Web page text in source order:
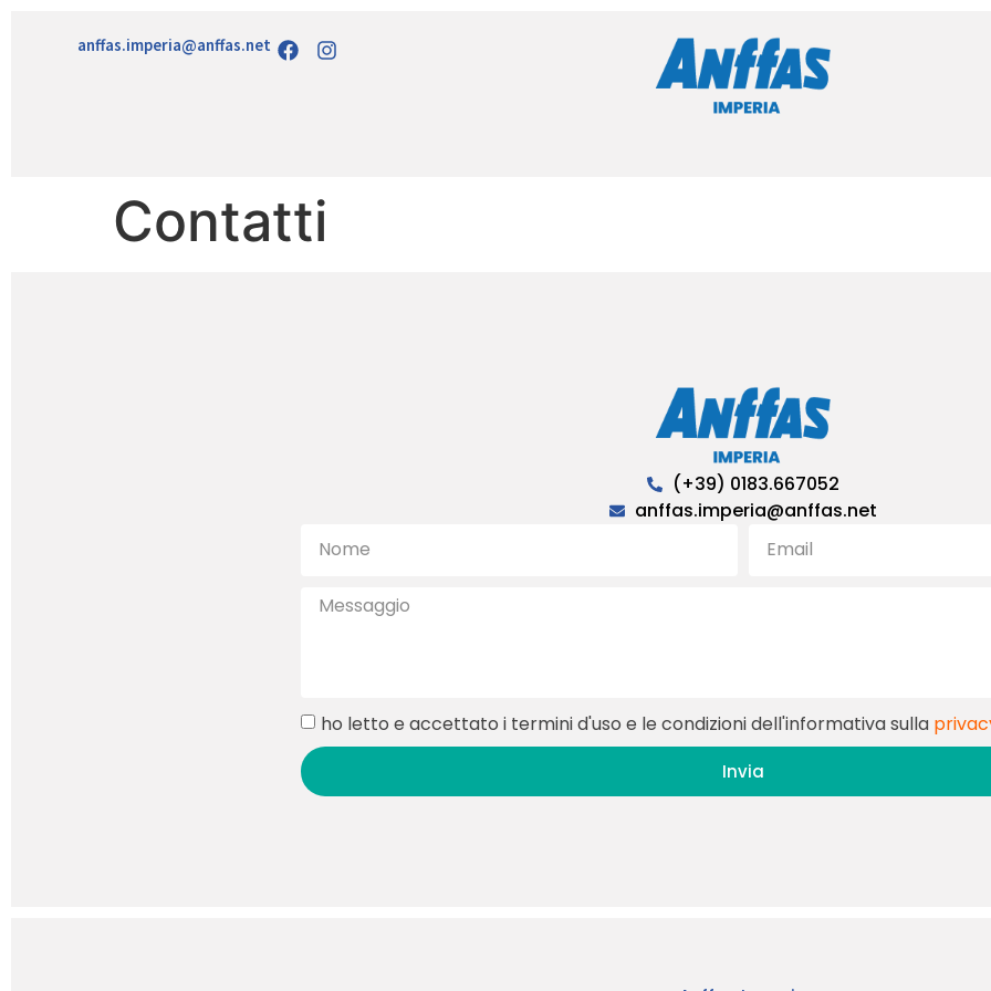
anffas.imperia@anffas.net
Contatti
(+39) 0183.667052
anffas.imperia@anffas.net
ho letto e accettato i termini d'uso e le condizioni dell'informativa sulla
Invia